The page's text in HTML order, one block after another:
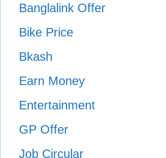
Banglalink Offer
Bike Price
Bkash
Earn Money
Entertainment
GP Offer
Job Circular